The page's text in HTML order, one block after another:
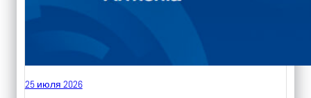
25 июля 2026